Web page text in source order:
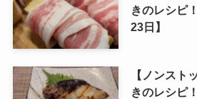
きのレシピ
23日】
【ノンスト
きのレシピ